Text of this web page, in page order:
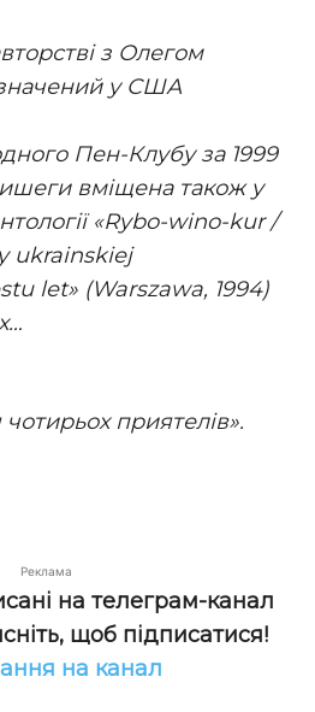
з Олегом
у США
Пен-Клубу за 1999
вміщена також у
«Rybo-wino-kur /
ukrainskiej
let» (Warszawa, 1994)
приятелів».
Реклама
на телеграм-канал
щоб підписатися!
на канал